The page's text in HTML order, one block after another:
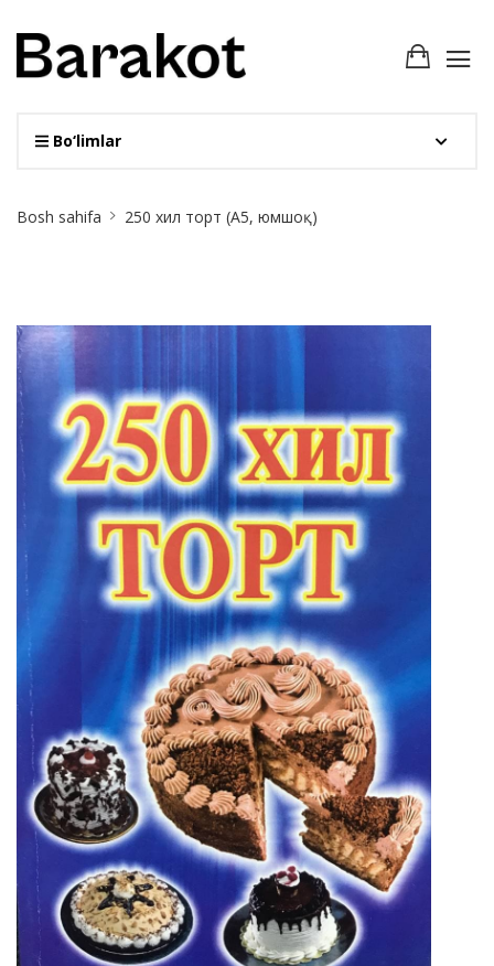
Bo‘limlar
Breadcrumb
Bosh sahifa 250 хил торт (А5, юмшоқ)